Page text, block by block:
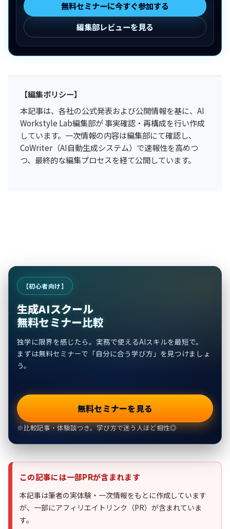
無料セミナーに今すぐ参加する
編集部レビューを見る
【編集ポリシー】
本記事は、各社の公式発表および公開情報を基に、AI
Workstyle Lab編集部が 事実確認・再構成を行い作成
しています。一次情報の内容は編集部にて確認し、
CoWriter（AI自動生成システム）で速報性を高めつ
つ、最終的な編集プロセスを経て公開しています。
【初心者向け】
生成AIスクール
無料セミナー比較
独学に限界を感じたら。実務で使えるAIスキルを最短で。
まずは無料セミナーで「自分に合う学び方」を見つけましょ
う。
無料セミナーを見る
※比較記事・体験談つき。学び方で迷う人ほど相性◎
この記事には一部PRが含まれます
本記事は筆者の実体験・一次情報をもとに作成しています
が、一部にアフィリエイトリンク（PR）が含まれていま
す。